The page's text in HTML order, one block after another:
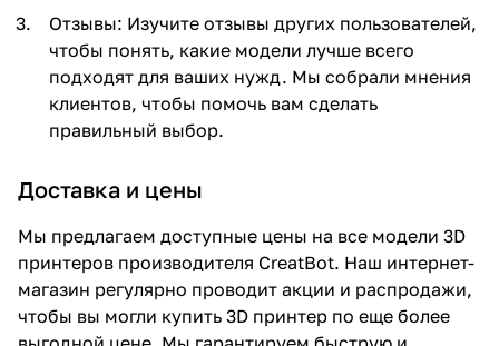
Отзывы: Изучите отзывы других пользователей,
чтобы понять, какие модели лучше всего
подходят для ваших нужд. Мы собрали мнения
клиентов, чтобы помочь вам сделать
правильный выбор.
Доставка и цены
Мы предлагаем доступные цены на все модели 3D
принтеров производителя CreatBot. Наш интернет-
магазин регулярно проводит акции и распродажи,
чтобы вы могли купить 3D принтер по еще более